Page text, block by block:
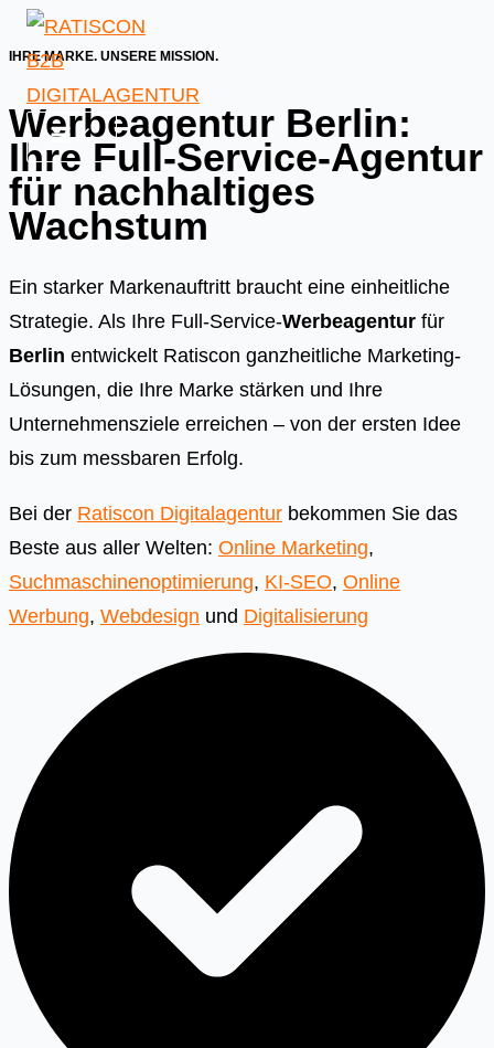
Skip
to
content
IHRE MARKE. UNSERE MISSION.
Werbeagentur Berlin:
Ihre Full-Service-Agentur
für nachhaltiges
Wachstum
Ein starker Markenauftritt braucht eine einheitliche
Strategie. Als Ihre Full-Service-Werbeagentur für
Berlin entwickelt Ratiscon ganzheitliche Marketing-
Lösungen, die Ihre Marke stärken und Ihre
Unternehmensziele erreichen – von der ersten Idee
bis zum messbaren Erfolg.
Bei der Ratiscon Digitalagentur bekommen Sie das
Beste aus aller Welten: Online Marketing,
Suchmaschinenoptimierung, KI-SEO, Online
Werbung, Webdesign und Digitalisierung